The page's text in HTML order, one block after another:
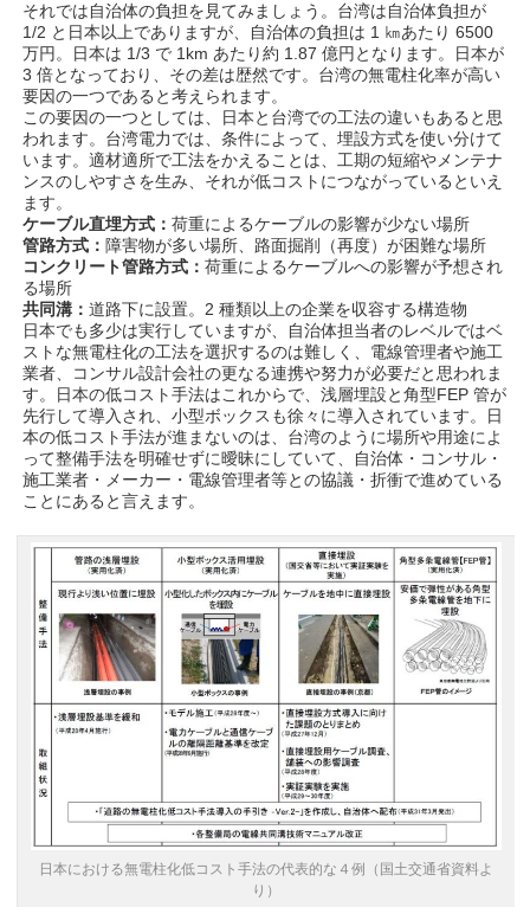
それでは自治体の負担を見てみましょう。台湾は自治体負担が
1/2 と日本以上でありますが、自治体の負担は 1 ㎞あたり 6500
万円。日本は 1/3 で 1km あたり約 1.87 億円となります。日本が
3 倍となっており、その差は歴然です。台湾の無電柱化率が高い
要因の一つであると考えられます。
この要因の一つとしては、日本と台湾での工法の違いもあると思
われます。台湾電力では、条件によって、埋設方式を使い分けて
います。適材適所で工法をかえることは、工期の短縮やメンテナ
ンスのしやすさを生み、それが低コストにつながっているといえ
ます。
ケーブル直埋方式：荷重によるケーブルの影響が少ない場所
管路方式： 障害物が多い場所、路面掘削（再度）が困難な場所
コンクリート管路方式：荷重によるケーブルへの影響が予想され
る場所
共同溝：道路下に設置。2 種類以上の企業を収容する構造物
日本でも多少は実行していますが、自治体担当者のレベルではベ
ストな無電柱化の工法を選択するのは難しく、電線管理者や施工
業者、コンサル設計会社の更なる連携や努力が必要だと思われま
す。日本の低コスト手法はこれからで、浅層埋設と角型FEP 管が
先行して導入され、小型ボックスも徐々に導入されています。日
本の低コスト手法が進まないのは、台湾のように場所や用途によ
って整備手法を明確せずに曖昧にしていて、自治体・コンサル・
施工業者・メーカー・電線管理者等との協議・折衝で進めている
ことにあると言えます。
日本における無電柱化低コスト手法の代表的な４例（国土交通省資料よ
り）